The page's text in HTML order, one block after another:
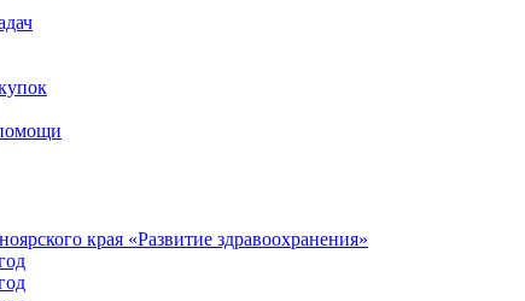
края «Развитие здравоохранения»